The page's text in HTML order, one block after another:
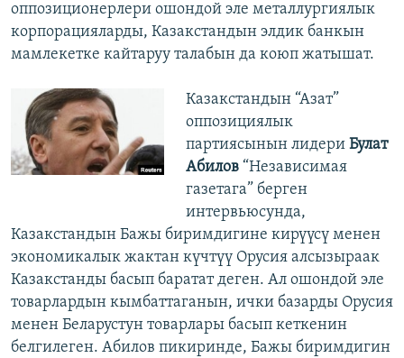
оппозиционерлери ошондой эле металлургиялык
корпорацияларды, Казакстандын элдик банкын
мамлекетке кайтаруу талабын да коюп жатышат.
Казакстандын “Азат”
оппозициялык
партиясынын лидери Булат
Абилов“Независимая
газетага” берген
интервьюсунда,
Казакстандын Бажы биримдигине кирүүсү менен
экономикалык жактан күчтүү Орусия алсызыраак
Казакстанды басып баратат деген. Ал ошондой эле
товарлардын кымбаттаганын, ички базарды Орусия
менен Беларустун товарлары басып кеткенин
белгилеген. Абилов пикиринде, Бажы биримдигин